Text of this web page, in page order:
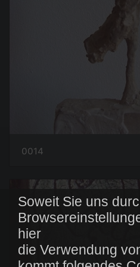
Soweit Sie uns
hier
die Verwendung
0014